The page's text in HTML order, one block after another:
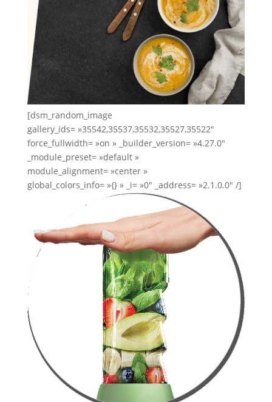
[dsm_random_image
gallery_ids= »35542,35537,35532,35527,35522″
force_fullwidth= »on » _builder_version= »4.27.0″
_module_preset= »default »
module_alignment= »center »
global_colors_info= »{} » _i= »0″ _address= »2.1.0.0″ /]